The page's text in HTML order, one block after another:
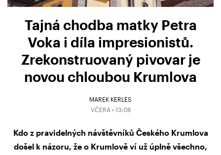
Tajná chodba matky Petra
Voka i díla impresionistů.
Zrekonstruovaný pivovar je
novou chloubou Krumlova
MAREK KERLES
VČERA • 13:08
Kdo z pravidelných návštěvníků Českého Krumlova
došel k názoru, že o Krumlově ví už úplně všechno,